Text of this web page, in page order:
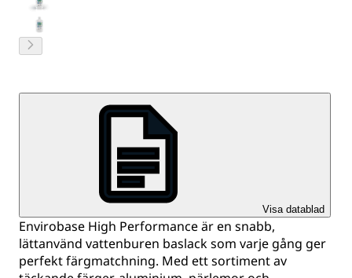
Visa datablad
Envirobase High Performance är en snabb,
lättanvänd vattenburen baslack som varje gång ger
perfekt färgmatchning. Med ett sortiment av